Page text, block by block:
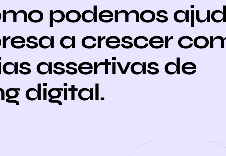
podemos
a crescer
assertivas de
digital.